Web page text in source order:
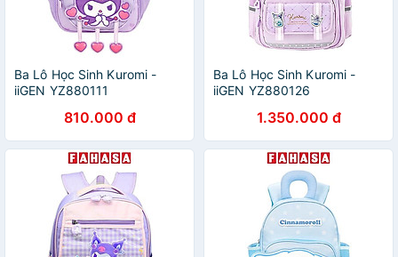
Ba Lô Học Sinh Kuromi -
iiGEN YZ880111
810.000 đ
Ba Lô Học Sinh Kuromi -
iiGEN YZ880126
1.350.000 đ